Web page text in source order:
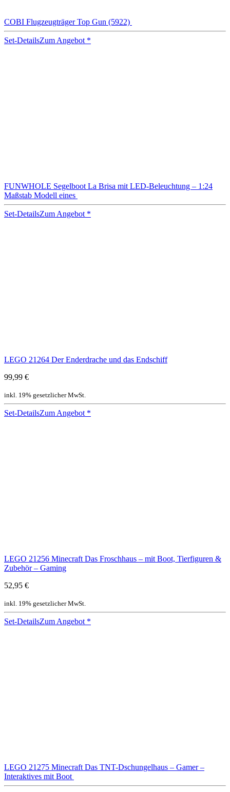
COBI Flugzeugträger Top Gun (5922)
Set-DetailsZum Angebot *
FUNWHOLE Segelboot La Brisa mit LED-Beleuchtung – 1:24
Maßstab Modell eines
Set-DetailsZum Angebot *
LEGO 21264 Der Enderdrache und das Endschiff
99,99 €
inkl. 19% gesetzlicher MwSt.
Set-DetailsZum Angebot *
LEGO 21256 Minecraft Das Froschhaus – mit Boot, Tierfiguren &
Zubehör – Gaming
52,95 €
inkl. 19% gesetzlicher MwSt.
Set-DetailsZum Angebot *
LEGO 21275 Minecraft Das TNT-Dschungelhaus – Gamer –
Interaktives mit Boot